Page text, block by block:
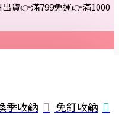
貨👉滿799免運👉滿1000
冊季收納 免釘收納